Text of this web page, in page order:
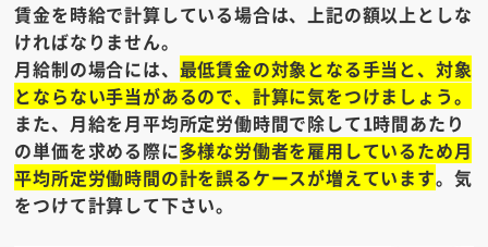
賃金を時給で計算している場合は、上記の額以上としな
ければなりません。
月給制の場合には、 最低賃金の対象となる手当と、対象
とならない手当があるので、計算に気をつけましょう。
また、月給を月平均所定労働時間で除して1時間あたり
の単価を求める際に多様な労働者を雇用しているため月
平均所定労働時間の計を誤るケースが増えています。 気
をつけて計算して下さい。